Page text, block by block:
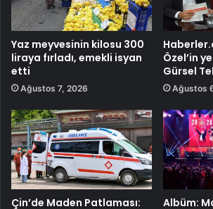
Yaz meyvesinin kilosu 300
liraya fırladı, emekli isyan
etti
Ağustos 7, 2026
Özel’in
Gürsel
Ağustos
Çin’de Maden Patlaması:
Albüm: